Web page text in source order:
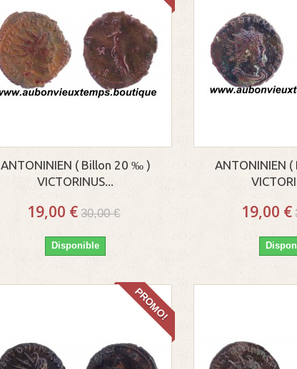
ANTONINIEN ( Billon 20 ‰ )
VICTORINUS...
19,00 € 30,00 €
Disponible
ANTONINIEN
19,00 €
PROMO!